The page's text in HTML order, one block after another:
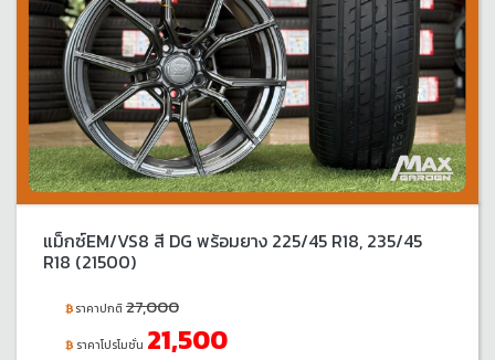
แม็กซ์EM/VS8 สี DG พร้อมยาง 225/45 R18, 235/45
R18 (21500)
ราคาปกติ 27,000
ราคาโปรโมชั่น 21,500